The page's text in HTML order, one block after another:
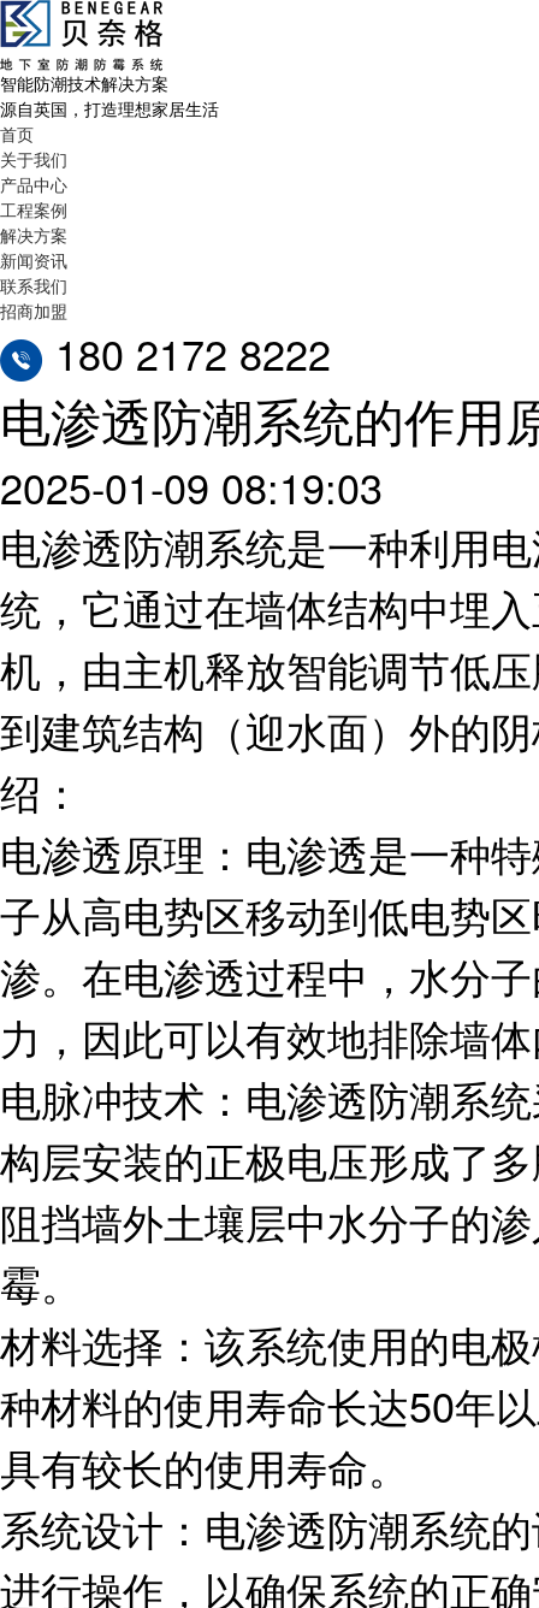
智能防潮技术解决方案
源自英国，打造理想家居生活
首页
关于我们
产品中心
工程案例
解决方案
新闻资讯
联系我们
招商加盟
180 2172 8222
电渗透防潮系统的作用
2025-01-09 08:19:03
电渗透防潮系统是一种利用
统，它通过在墙体结构中埋
机，由主机释放智能调节低
到建筑结构（迎水面）外的
绍：
电渗透原理：电渗透是一种
子从高电势区移动到低电势
渗。在电渗透过程中，水分
力，因此可以有效地排除墙
电脉冲技术：电渗透防潮系
构层安装的正极电压形成了
阻挡墙外土壤层中水分子的
霉。
材料选择：该系统使用的电
种材料的使用寿命长达50年
具有较长的使用寿命。
系统设计：电渗透防潮系统
进行操作，以确保系统的正